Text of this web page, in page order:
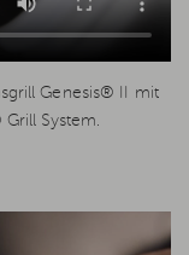
Genesis® II mit
System.